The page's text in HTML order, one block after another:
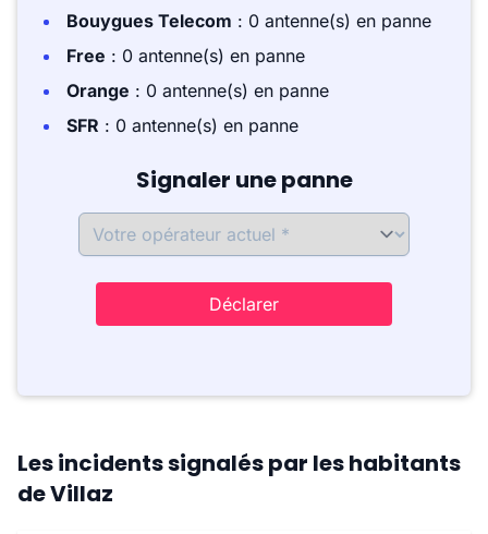
Bouygues Telecom : 0 antenne(s) en panne
Free : 0 antenne(s) en panne
Orange : 0 antenne(s) en panne
SFR : 0 antenne(s) en panne
Signaler une panne
Déclarer
Les incidents signalés par les habitants
de Villaz